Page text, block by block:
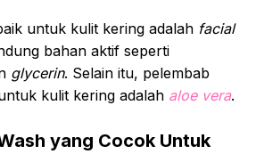
untuk kulit kering adalah facial
bahan aktif seperti
glycerin. Selain itu, pelembab
kulit kering adalah aloe vera.
yang Cocok Untuk